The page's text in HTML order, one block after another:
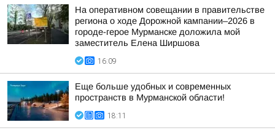
На оперативном совещании в правительстве
региона о ходе Дорожной кампании–2026 в
городе-герое Мурманске доложила мой
заместитель Елена Ширшова
16:09
Еще больше удобных и современных
пространств в Мурманской области!
18:11